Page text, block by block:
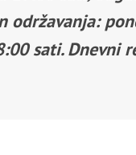
održavanja:
sati. Dnevni